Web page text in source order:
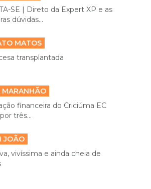
SE | Direto da Expert XP e as
dúvidas...
MATOS
transplantada
MARANHÃO
financeira do Criciúma EC
três...
JOÃO
vivíssima e ainda cheia de